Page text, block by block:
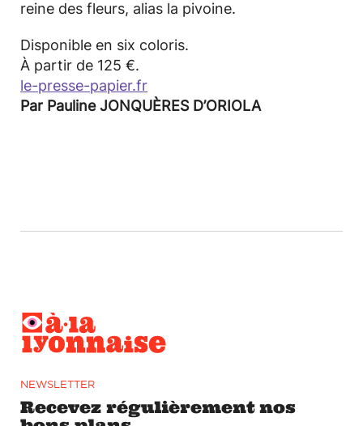
reine des fleurs, alias la pivoine.
Disponible en six coloris.
À partir de 125 €.
le-presse-papier.fr
Par Pauline JONQUÈRES D’ORIOLA
NEWSLETTER
Recevez régulièrement nos